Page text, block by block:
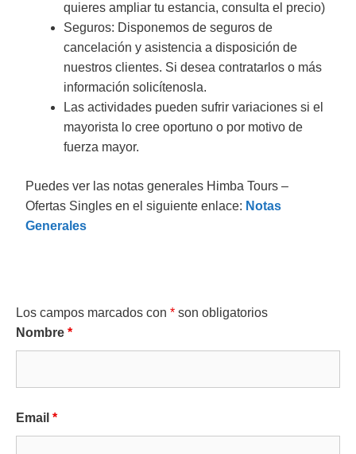
quieres ampliar tu estancia, consulta el precio)
Seguros: Disponemos de seguros de
cancelación y asistencia a disposición de
nuestros clientes. Si desea contratarlos o más
información solicítenosla.
Las actividades pueden sufrir variaciones si el
mayorista lo cree oportuno o por motivo de
fuerza mayor.
Puedes ver las notas generales Himba Tours –
Ofertas Singles en el siguiente enlace: Notas
Generales
Los campos marcados con * son obligatorios
Nombre *
Email *